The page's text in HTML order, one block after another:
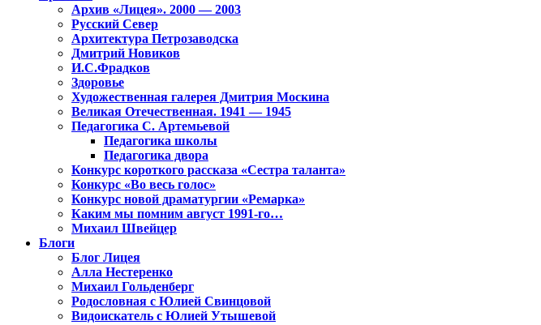
Архив «Лицея». 2000 — 2003
Русский Север
Архитектура Петрозаводска
Дмитрий Новиков
И.С.Фрадков
Здоровье
Художественная галерея Дмитрия Москина
Великая Отечественная. 1941 — 1945
Педагогика С. Артемьевой
Педагогика школы
Педагогика двора
Конкурс короткого рассказа «Сестра таланта»
Конкурс «Во весь голос»
Конкурс новой драматургии «Ремарка»
Каким мы помним август 1991-го…
Михаил Швейцер
Блоги
Блог Лицея
Алла Нестеренко
Михаил Гольденберг
Родословная с Юлией Свинцовой
Видоискатель с Юлией Утышевой